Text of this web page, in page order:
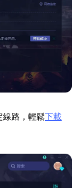
線路，輕鬆下載